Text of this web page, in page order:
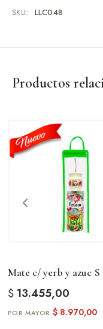
SKU: LLC048
Productos
Mate c/ yerb y azuc S
$13.455,00
$8.970,00